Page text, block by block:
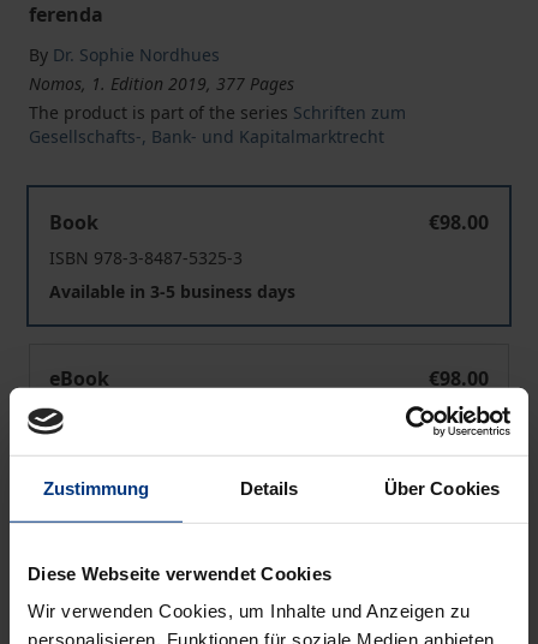
Zustimmung Details Über Cookies
Diese Webseite verwendet Cookies
Wir verwenden Cookies, um Inhalte und Anzeigen zu
personalisieren, Funktionen für soziale Medien anbieten
ferenda
By Dr. Sophie Nordhues
Nomos, 1. Edition 2019, 377 Pages
The product is part of the series Schriften zum
Gesellschafts-, Bank- und Kapitalmarktrecht
Book
€98.00
ISBN 978-3-8487-5325-3
Available in 3-5 business days
eBook
€98.00
ISBN 978-3-8452-9502-2
Prices include VAT. Depending on the delivery address, VAT
Add to Cart